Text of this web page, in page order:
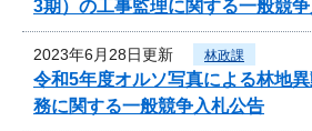
3期）の工事監理に関する一般競
2023年6月28日更新 林政課
令和5年度オルソ写真による林地
務に関する一般競争入札公告